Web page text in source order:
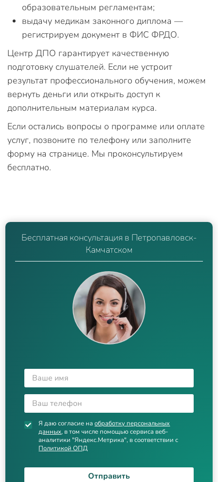
образовательным регламентам;
выдачу медикам законного диплома —
регистрируем документ в ФИС ФРДО.
Центр ДПО гарантирует качественную
подготовку слушателей. Если не устроит
результат профессионального обучения, можем
вернуть деньги или открыть доступ к
дополнительным материалам курса.
Если остались вопросы о программе или оплате
услуг, позвоните по телефону или заполните
форму на странице. Мы проконсультируем
бесплатно.
Бесплатная консультация в Петропавловск-
Камчатском
Я даю согласие наобработку персональных
данных, в том числе помощью сервиса веб-
аналитики "Яндекс.Метрика", в соответствии с
Политикой ОПД
Отправить